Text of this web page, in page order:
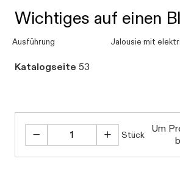
Wichtiges auf einen
Ausführung Jalousie mit
Katalogseite 53
Stück
Um